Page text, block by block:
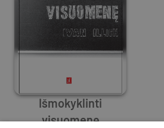
Išmokyklinti
visuomenę